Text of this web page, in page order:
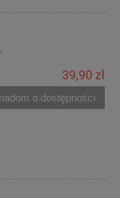
39,90 zł
o dostępności